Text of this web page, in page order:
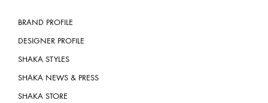
BRAND PROFILE
DESIGNER PROFILE
SHAKA STYLES
SHAKA NEWS & PRESS
SHAKA STORE